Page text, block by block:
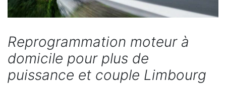
Reprogrammation moteur à
domicile pour plus de
puissance et couple Limbourg